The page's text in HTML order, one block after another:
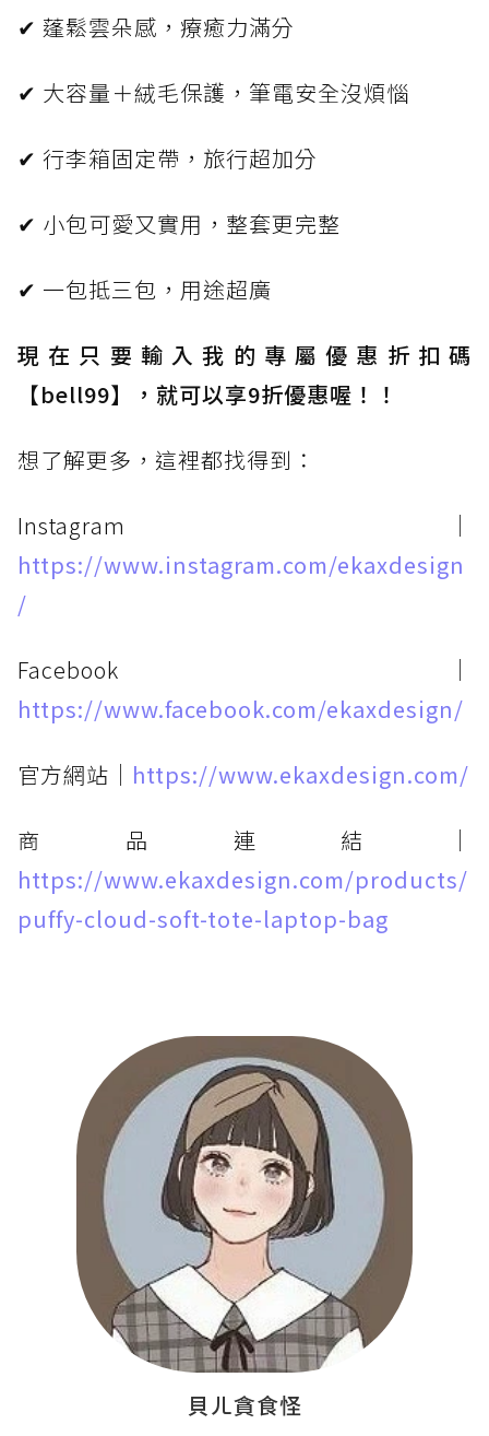
✔ 蓬鬆雲朵感，療癒力滿分
✔ 大容量＋絨毛保護，筆電安全沒煩惱
✔ 行李箱固定帶，旅行超加分
✔ 小包可愛又實用，整套更完整
✔ 一包抵三包，用途超廣
現在只要輸入我的專屬優惠折扣碼
【bell99】，就可以享9折優惠喔！！
想了解更多，這裡都找得到：
Instagram｜
https://www.instagram.com/ekaxdesign
/
Facebook｜
https://www.facebook.com/ekaxdesign/
官方網站｜ https://www.ekaxdesign.com/
商品連結｜
https://www.ekaxdesign.com/products/
puffy-cloud-soft-tote-laptop-bag
貝ㄦ貪食怪